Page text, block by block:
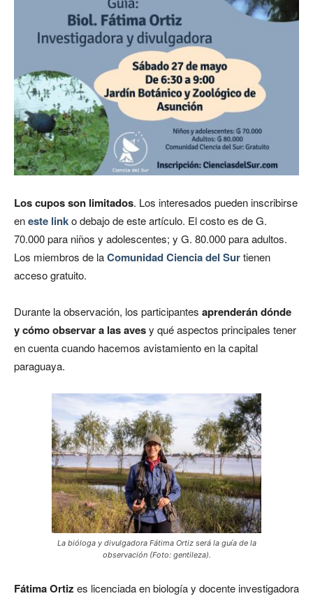
Los cupos son limitados. Los interesados pueden inscribirse
eneste linko debajo de este artículo. El costo es de G.
70.000 para niños y adolescentes; y G. 80.000 para adultos.
Los miembros de laComunidad Ciencia del Surtienen
acceso gratuito.
Durante la observación, los participantes aprenderán dónde
y cómo observar a las avesy qué aspectos principales tener
en cuenta cuando hacemos avistamiento en la capital
paraguaya.
La bióloga y divulgadora Fátima Ortiz será la guía de la
observación (Foto: gentileza).
Fátima Ortiz es licenciada en biología y docente investigadora